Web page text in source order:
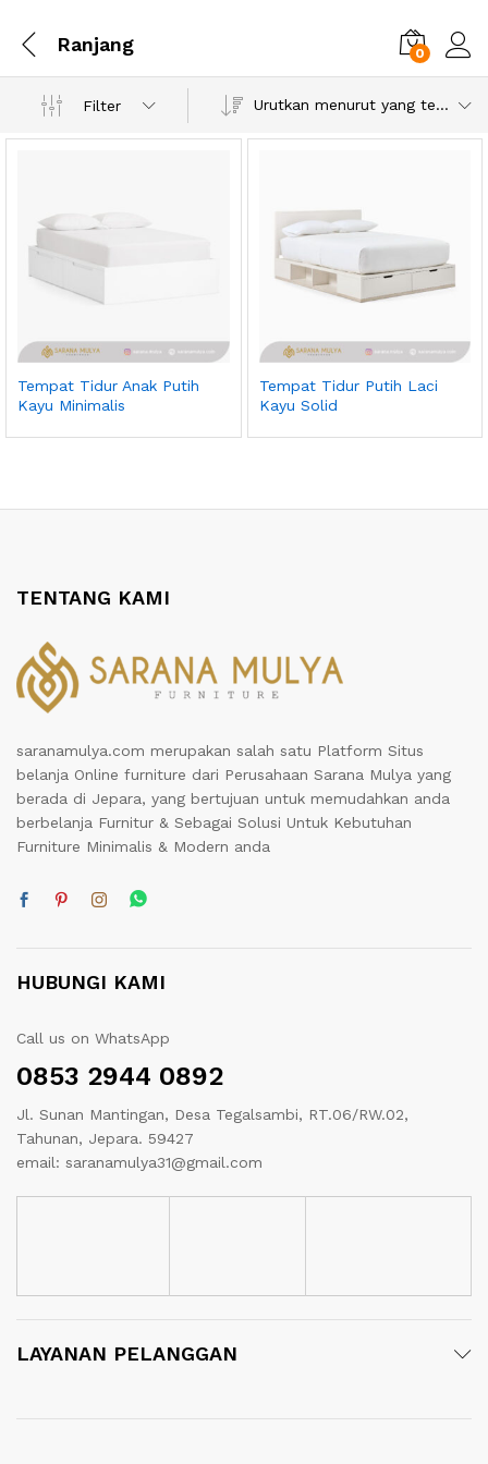
Ranjang 0
Filter Urutkan menurut yang terbaru
Tempat Tidur Anak Putih
Kayu Minimalis
Tempat Tidur Putih Laci
Kayu Solid
TENTANG KAMI
saranamulya.com merupakan salah satu Platform Situs
belanja Online furniture dari Perusahaan Sarana Mulya yang
berada di Jepara, yang bertujuan untuk memudahkan anda
berbelanja Furnitur & Sebagai Solusi Untuk Kebutuhan
Furniture Minimalis & Modern anda
HUBUNGI KAMI
Call us on WhatsApp
0853 2944 0892
Jl. Sunan Mantingan, Desa Tegalsambi, RT.06/RW.02,
Tahunan, Jepara. 59427
email: saranamulya31@gmail.com
LAYANAN PELANGGAN